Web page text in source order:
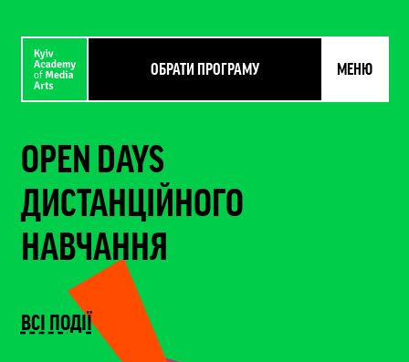
ОБРАТИ ПРОГРАМУ МЕНЮ
OPEN DAYS
ДИСТАНЦІЙНОГО
НАВЧАННЯ
ВСІ ПОДІЇ